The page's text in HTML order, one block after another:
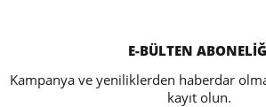
E-BÜLTEN
Kampanya ve yeniliklerden haberdar
kayıt olun.